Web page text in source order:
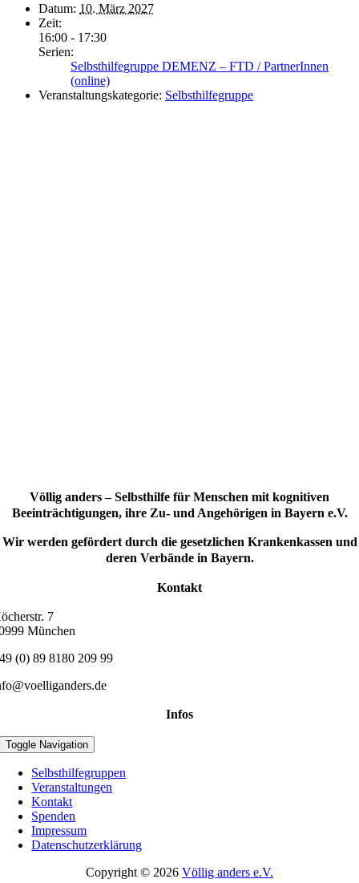
Datum: 10. März 2027
Zeit:
16:00 - 17:30
Serien:
Selbsthilfegruppe DEMENZ – FTD / PartnerInnen
(online)
Veranstaltungskategorie: Selbsthilfegruppe
Völlig anders – Selbsthilfe für Menschen mit kognitiven
Beeinträchtigungen, ihre Zu- und Angehörigen in Bayern e.V.
Wir werden gefördert durch die gesetzlichen Krankenkassen und
deren Verbände in Bayern.
Kontakt
7
München
(0) 89 8180 209 99
Infos
Toggle Navigation
Selbsthilfegruppen
Veranstaltungen
Kontakt
Spenden
Impressum
Datenschutzerklärung
Copyright © 2026 Völlig anders e.V.